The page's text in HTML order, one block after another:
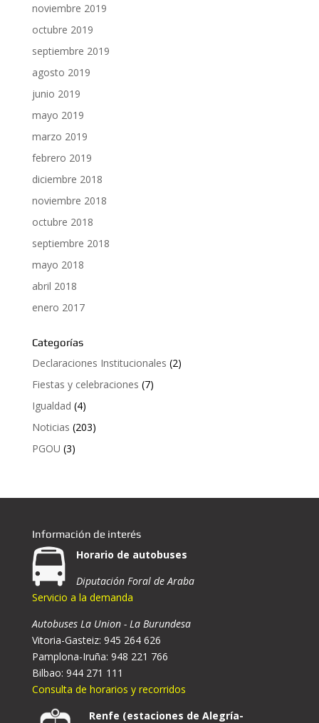
noviembre 2019
octubre 2019
septiembre 2019
agosto 2019
junio 2019
mayo 2019
marzo 2019
febrero 2019
diciembre 2018
noviembre 2018
octubre 2018
septiembre 2018
mayo 2018
abril 2018
enero 2017
Categorías
Declaraciones Institucionales (2)
Fiestas y celebraciones (7)
Igualdad (4)
Noticias (203)
PGOU (3)
Información de interés
Horario de autobuses
Diputación Foral de Araba
Servicio a la demanda
Autobuses La Union - La Burundesa
Vitoria-Gasteiz: 945 264 626
Pamplona-Iruña: 948 221 766
Bilbao: 944 271 111
Consulta de horarios y recorridos
Renfe (estaciones de Alegría-